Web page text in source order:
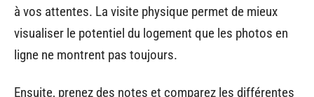
à vos attentes. La visite physique permet de mieux
visualiser le potentiel du logement que les photos en
ligne ne montrent pas toujours.
Ensuite, prenez des notes et comparez les différentes